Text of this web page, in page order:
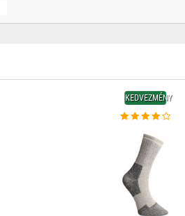
KEDVEZMÉNY